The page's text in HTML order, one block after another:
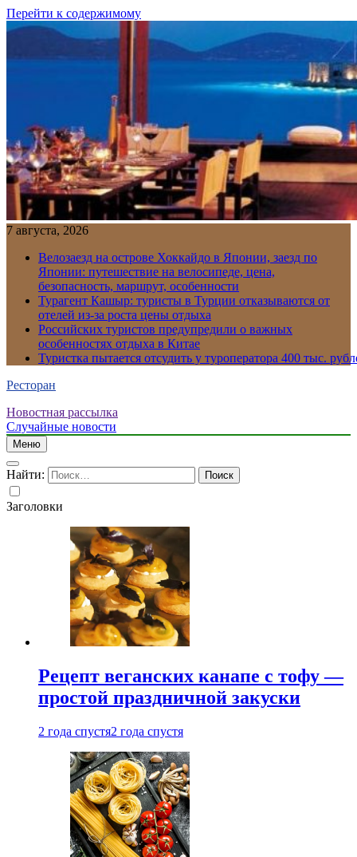
Перейти к содержимому
7 августа, 2026
Велозаезд на острове Хоккайдо в Японии, заезд по
Японии: путешествие на велосипеде, цена,
безопасность, маршрут, особенности
Турагент Кашыр: туристы в Турции отказываются от
отелей из-за роста цены отдыха
Российских туристов предупредили о важных
особенностях отдыха в Китае
Туристка пытается отсудить у туроператора 400 тыс.
Ресторан
Новостная рассылка
Случайные новости
Меню
Найти:
Заголовки
Рецепт веганских канапе с тофу —
простой праздничной закуски
2 года спустя2 года спустя